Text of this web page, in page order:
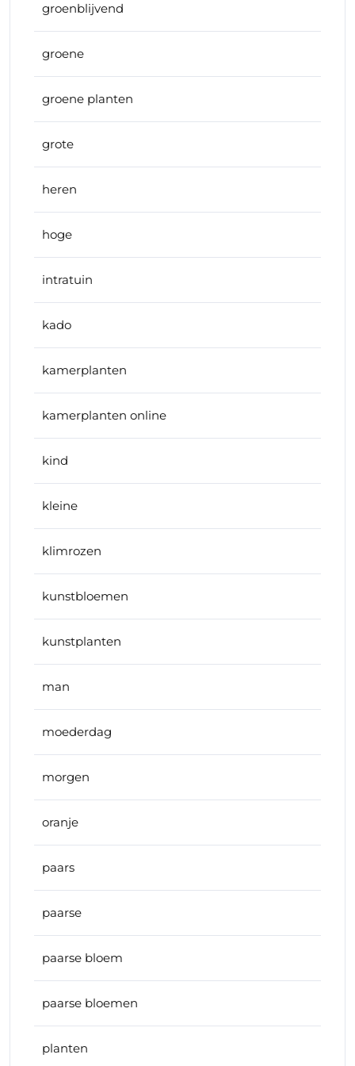
groenblijvend
groene
groene planten
grote
heren
hoge
intratuin
kado
kamerplanten
kamerplanten online
kind
kleine
klimrozen
kunstbloemen
kunstplanten
man
moederdag
morgen
oranje
paars
paarse
paarse bloem
paarse bloemen
planten